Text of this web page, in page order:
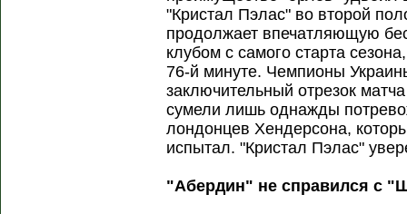
"Кристал Пэлас" во второй
продолжает впечатляющую
клубом с самого старта
76-й минуте. Чемпионы
заключительный отрезок
сумели лишь однажды
лондонцев Хендерсона,
испытал. "Кристал Пэлас"
"Абердин" не справился с